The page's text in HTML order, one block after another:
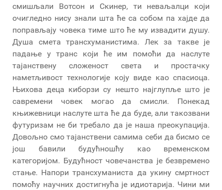
смишљали Вотсон и Скинер, ти неваљалци који
очигледно нису знали шта ће са собом па хајде да
поправљају човека тиме што ће му извадити душу.
Душа смета трансхуманистима. Лек за такве је
падање у транс који ће им помоћи да наслуте
тајанствену сложеност света и простачку
наметљивост технологије коју виде као спасиоца.
Њихова деца киборзи су нешто најглупље што је
савремени човек могао да смисли. Понекад
књижевници наслуте шта ће да буде, али такозвани
футуризам не би требало да је наша преокупација.
Довољно смо тајанствени самима себи да бисмо се
још бавили будућношћу као временском
категоријом. Будућност човечанства је безвремено
стање. Напори трансхуманиста да укину смртност
помоћу научних достигнућа је идиотарија. Чини ми